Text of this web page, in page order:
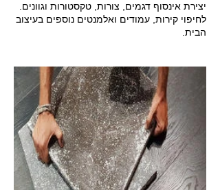
יצירת אינסוף דגמים, צורות, טקסטורות וגוונים.
לחיפוי קירות, עמודים ואלמנטים נוספים בעיצוב
הבית.